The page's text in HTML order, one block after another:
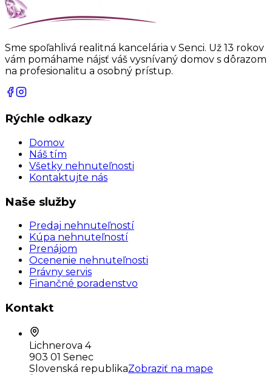
Sme spoľahlivá realitná kancelária v Senci. Už 13 rokov
vám pomáhame nájsť váš vysnívaný domov s dôrazom
na profesionalitu a osobný prístup.
Rýchle odkazy
Domov
Náš tím
Všetky nehnuteľnosti
Kontaktujte nás
Naše služby
Predaj nehnuteľností
Kúpa nehnuteľností
Prenájom
Ocenenie nehnuteľnosti
Právny servis
Finančné poradenstvo
Kontakt
Lichnerova 4
903 01 Senec
Slovenská republikaZobraziť na mape